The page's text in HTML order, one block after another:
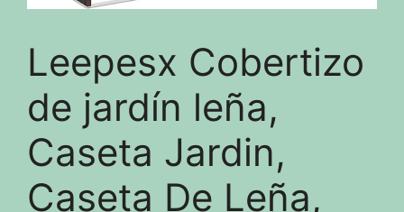
Leepesx Cobertizo
de jardín leña,
Caseta Jardin,
Caseta De Leña,